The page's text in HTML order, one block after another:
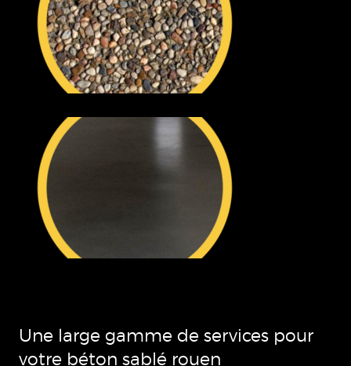
Une large gamme de services pour
votre béton sablé rouen